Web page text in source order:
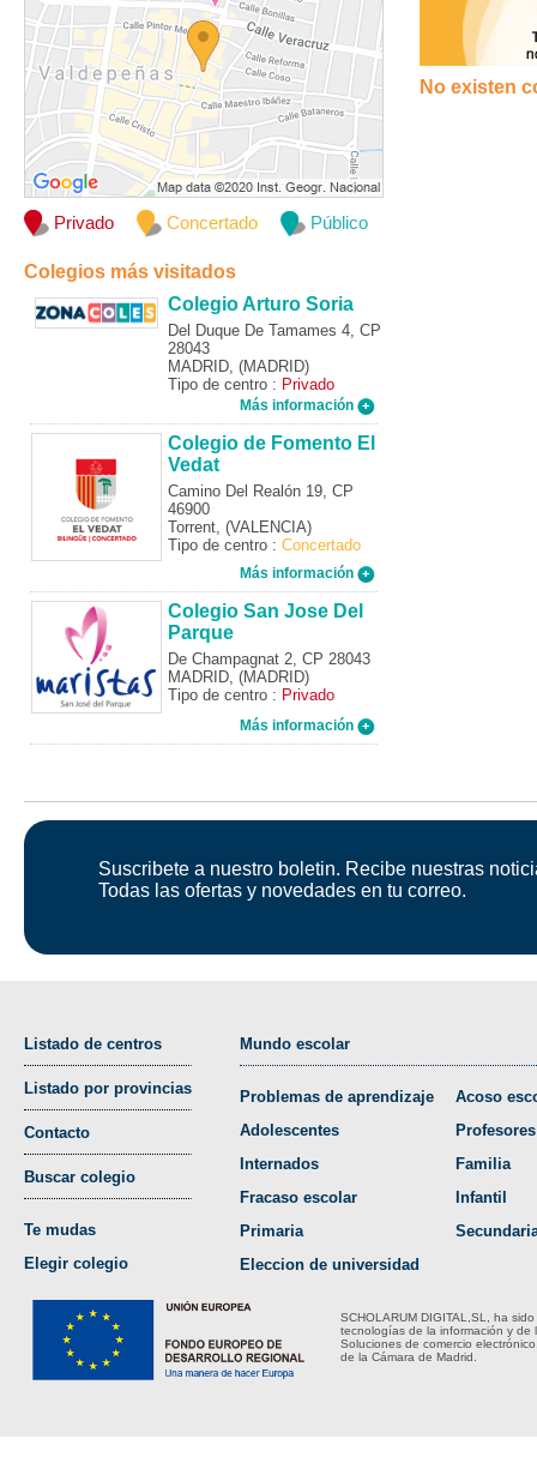
Privado Concertado Público
Colegios más visitados
Colegio Arturo Soria
Del Duque De Tamames 4, CP
28043
MADRID, (MADRID)
Tipo de centro : Privado
Más información
Colegio de Fomento El
Vedat
Camino Del Realón 19, CP
46900
Torrent, (VALENCIA)
Tipo de centro : Concertado
Más información
Colegio San Jose Del
Parque
De Champagnat 2, CP 28043
MADRID, (MADRID)
Tipo de centro : Privado
Más información
No existen
Suscribete a nuestro boletin. Recibe nuestras
Todas las ofertas y novedades en tu correo.
Listado de centros
Listado por provincias
Contacto
Buscar colegio
Te mudas
Elegir colegio
Mundo escolar
Problemas de aprendizaje
Adolescentes
Internados
Fracaso escolar
Primaria
Eleccion de universidad
Acoso
Profesores
Familia
Infantil
SCHOLARUM DIGITAL,SL, ha
tecnologías de la información y de
Soluciones de comercio
de la Cámara de Madrid.